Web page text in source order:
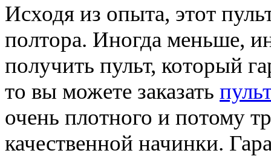
Исходя из опыта, этот
полтора. Иногда меньше,
получить пульт, который
то вы можете заказать
очень плотного и потому
качественной начинки.